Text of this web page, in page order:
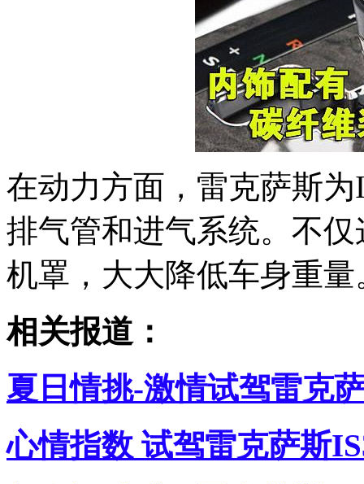
在动力方面，雷克萨斯
排气管和进气系统。不
机罩，大大降低车身重量
相关报道：
夏日情挑-激情试驾雷克
心情指数 试驾雷克萨斯